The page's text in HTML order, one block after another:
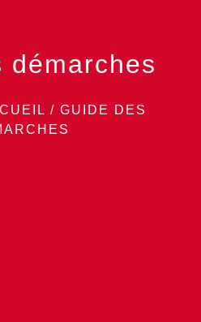
démarches
/ GUIDE DES